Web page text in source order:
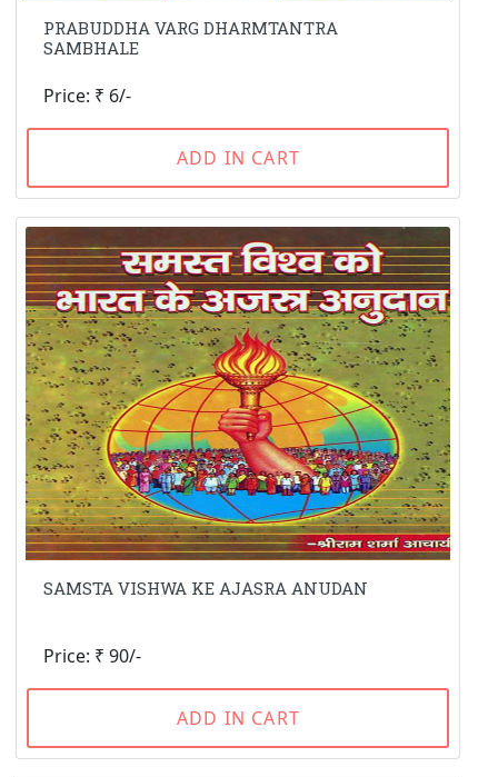
PRABUDDHA VARG DHARMTANTRA
SAMBHALE
Price: ₹ 6/-
ADD IN CART
SAMSTA VISHWA KE AJASRA ANUDAN
Price: ₹ 90/-
ADD IN CART